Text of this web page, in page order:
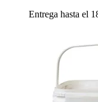
Entrega hasta el